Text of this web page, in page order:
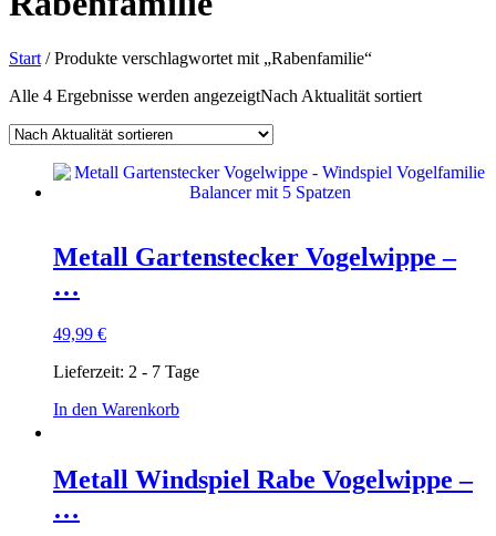
Start / Produkte verschlagwortet mit „Rabenfamilie“
Alle 4 Ergebnisse werden angezeigtNach Aktualität sortiert
Metall Gartenstecker Vogelwippe –
…
49,99 €
Lieferzeit: 2 - 7 Tage
In den Warenkorb
Metall Windspiel Rabe Vogelwippe –
…